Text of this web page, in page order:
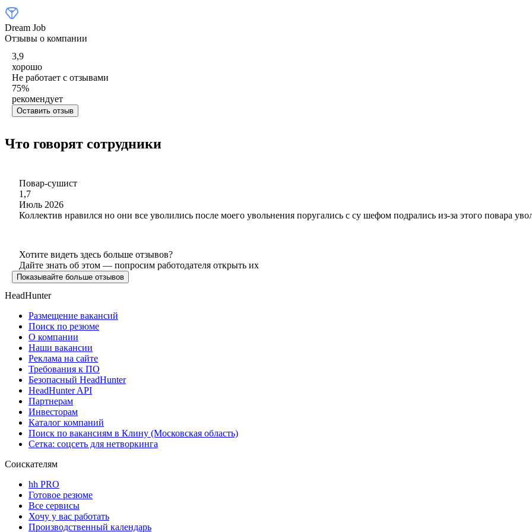
Dream Job
Отзывы о компании
3,9
хорошо
Не работает с отзывами
75%
рекомендует
Оставить отзыв
Что говорят сотрудники
Повар-сушист
1,7
Июль 2026
Коллектив нравился но они все уволились после моего увольнения поругались с су шефом подрались из-за этого повара
Хотите видеть здесь больше отзывов?
Дайте знать об этом — попросим работодателя открыть их
Показывайте больше отзывов
HeadHunter
Размещение вакансий
Поиск по резюме
О компании
Наши вакансии
Реклама на сайте
Требования к ПО
Безопасный HeadHunter
HeadHunter API
Партнерам
Инвесторам
Каталог компаний
Поиск по вакансиям в Клину (Московская область)
Сетка: соцсеть для нетворкинга
Соискателям
hh PRO
Готовое резюме
Все сервисы
Хочу у вас работать
Производственный календарь